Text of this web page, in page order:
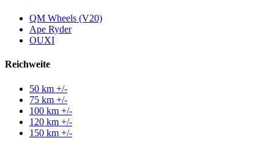
QM Wheels (V20)
Ape Ryder
OUXI
Reichweite
50 km +/-
75 km +/-
100 km +/-
120 km +/-
150 km +/-